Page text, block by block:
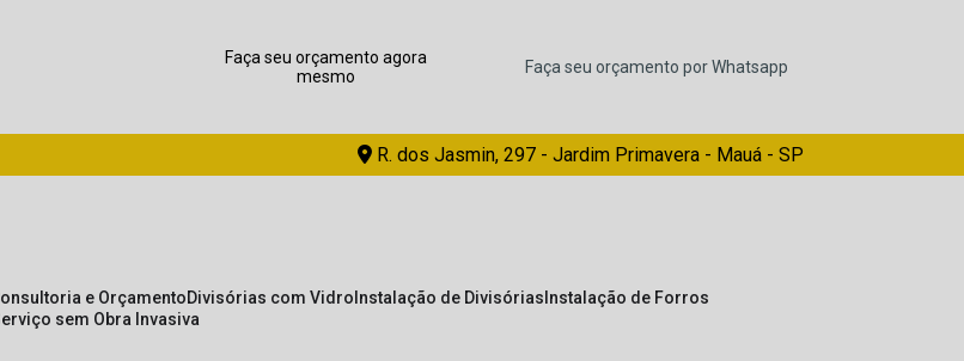
Faça seu orçamento agora
mesmo
Faça seu orçamento por Whatsapp
R. dos Jasmin, 297 - Jardim Primavera - Mauá - SP
Consultoria e Orçamento Divisórias com Vidro Instalação de Divisórias Instalação de Forros
Serviço sem Obra Invasiva